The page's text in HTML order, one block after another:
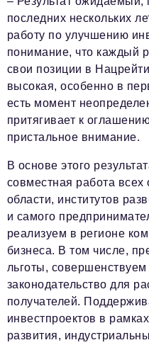
последних нескольких
работу по улучшению
понимание, что каждый
свои позиции в
высокая, особенно в
есть момент
притягивает к
пристальное внимание.
В основе этого
совместная работа всех
области, институтов
и самого
реализуем в регионе
бизнеса. В том числе,
льготы, совершенствуем
законодательство для
получателей.
инвестпроектов в
развития,